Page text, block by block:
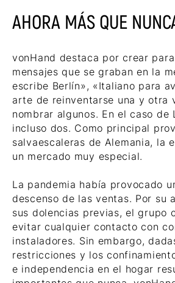
AHORA MÁS QUE
vonHand destaca por crear
mensajes que se graban en la
escribe Berlín», «Italiano para
arte de reinventarse una y otra
nombrar algunos. En el caso de
incluso dos. Como principal
salvaescaleras de Alemania, la
un mercado muy especial.
La pandemia había provocado
descenso de las ventas. Por su
sus dolencias previas, el grupo
evitar cualquier contacto con
instaladores. Sin embargo,
restricciones y los
e independencia en el hogar